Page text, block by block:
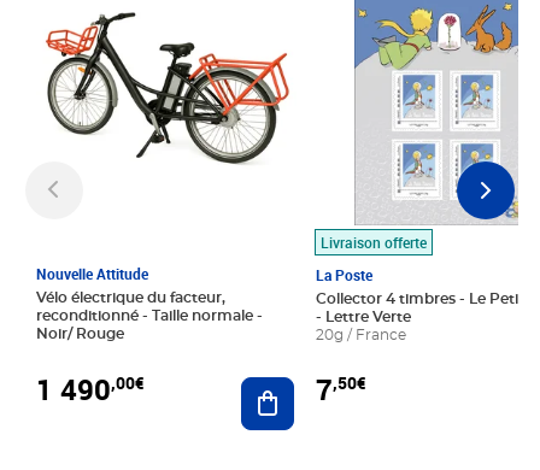
Nouvelle Attitude
Vélo électrique du facteur,
reconditionné - Taille normale -
Noir/ Rouge
1 490,00€ Ajouter au panier
Livraison offerte
La Poste
Collector 4 timbres - Le Petit
- Lettre Verte
20g / France
7,50€